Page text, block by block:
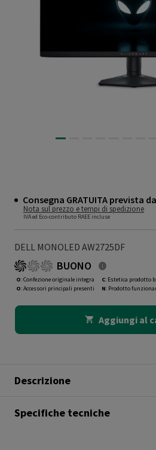
Consegna GRATUITA prevista
Nota sul prezzo e tempi di spedizione
IVA ed Eco-contributo RAEE incluse
DELL MONOLED AW2725DF
BUONO
O: Confezione originale integra
O: Accessori principali presenti
C: Estetica prodotto
N: Prodotto
Aggiungi al
Descrizione
Specifiche tecniche